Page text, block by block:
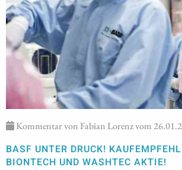
Kommentar von Fabian Lorenz vom
BASF UNTER DRUCK!
BIONTECH UND WASHTEC AKTIE!